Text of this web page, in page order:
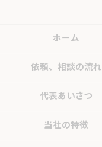
ホーム
依頼、相談の流れ
代表あいさつ
当社の特徴